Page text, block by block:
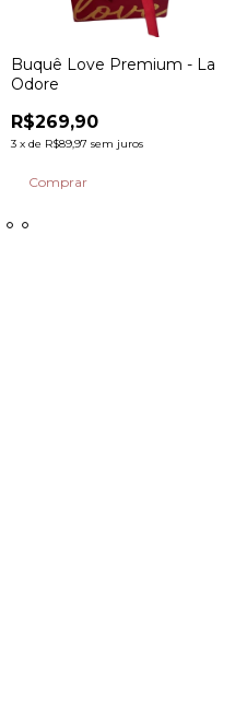
Buquê Love Premium - La
Odore
R$269,90
3 x de R$89,97 sem juros